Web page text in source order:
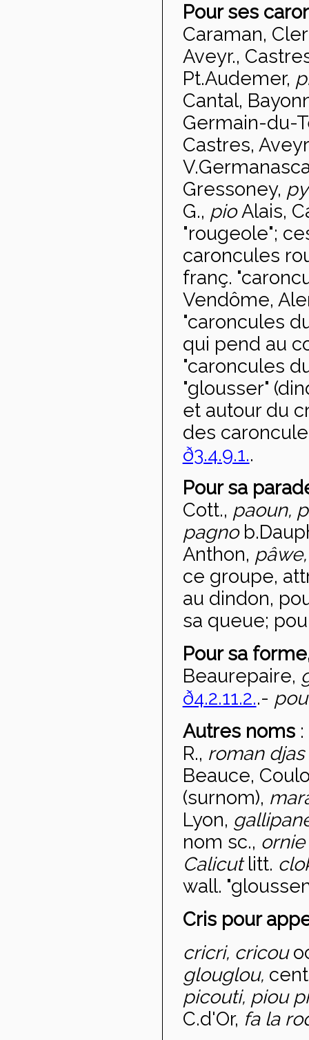
Pour ses
Caraman,
Aveyr.,
Pt.Audemer,
Cantal,
Germain-du-
Castres,
Gressoney,
G., pioAlais,
"rougeole";
caroncules
franç.
Vendôme,
"caroncules
qui pend au
"caroncules
"glousser"
et autour du
des
ð3.4.9.1..
Pour sa
Cott., paoun,
pagno
Anthon,
ce groupe,
au dindon,
sa queue;
Pour sa
Beaurepaire,
ð4.2.11.2..-
Autres noms:
R., roman djas
Beauce,
(surnom),
Lyon,
nom sc.,
Calicutlitt.
wall.
Cris pour
cricri, cricou
glouglou,
picouti, piou
C.d'Or, fa la